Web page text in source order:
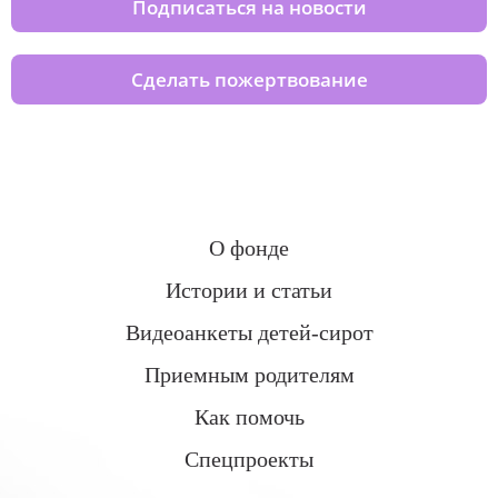
Подписаться на новости
Сделать пожертвование
О фонде
Истории и статьи
Видеоанкеты детей-сирот
Приемным родителям
Как помочь
Спецпроекты